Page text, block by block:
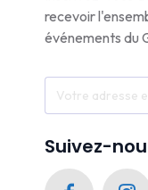
recevoir
événements du
Suivez-